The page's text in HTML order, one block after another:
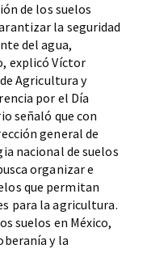
de los suelos
la seguridad
del agua,
explicó Víctor
Agricultura y
por el Día
señaló que con
general de
nacional de suelos
organizar e
que permitan
para la agricultura.
suelos en México,
y la